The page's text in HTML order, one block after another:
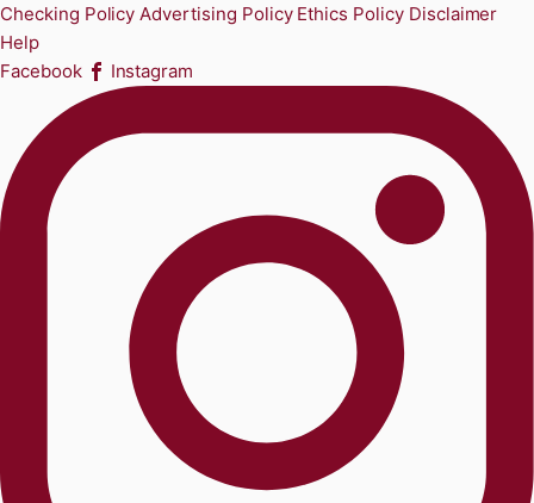
Checking Policy Advertising Policy Ethics Policy Disclaimer
Help
Facebook
Instagram